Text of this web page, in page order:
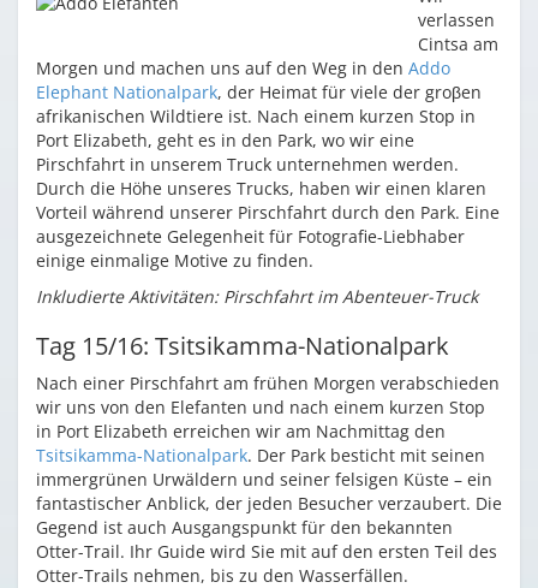
verlassen
Cintsa am
Morgen und machen uns auf den Weg in den Addo
Elephant Nationalpark, der Heimat für viele der groβen
afrikanischen Wildtiere ist. Nach einem kurzen Stop in
Port Elizabeth, geht es in den Park, wo wir eine
Pirschfahrt in unserem Truck unternehmen werden.
Durch die Höhe unseres Trucks, haben wir einen klaren
Vorteil während unserer Pirschfahrt durch den Park. Eine
ausgezeichnete Gelegenheit für Fotografie-Liebhaber
einige einmalige Motive zu finden.
Inkludierte Aktivitäten: Pirschfahrt im Abenteuer-Truck
Tag 15/16: Tsitsikamma-Nationalpark
Nach einer Pirschfahrt am frühen Morgen verabschieden
wir uns von den Elefanten und nach einem kurzen Stop
in Port Elizabeth erreichen wir am Nachmittag den
Tsitsikamma-Nationalpark. Der Park besticht mit seinen
immergrünen Urwäldern und seiner felsigen Küste – ein
fantastischer Anblick, der jeden Besucher verzaubert. Die
Gegend ist auch Ausgangspunkt für den bekannten
Otter-Trail. Ihr Guide wird Sie mit auf den ersten Teil des
Otter-Trails nehmen, bis zu den Wasserfällen.